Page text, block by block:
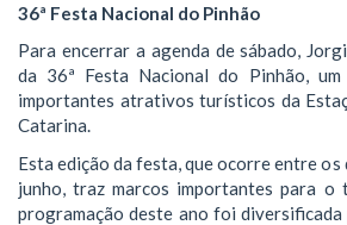
​36ª Festa Nacional do Pinhão
​Para encerrar a agenda de sábado,
da 36ª Festa Nacional do Pinhão,
importantes atrativos turísticos da
Catarina.
​Esta edição da festa, que ocorre entre os
junho, traz marcos importantes para o
programação deste ano foi